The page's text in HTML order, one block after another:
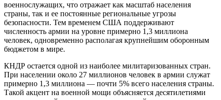
военнослужащих, что отражает как масштаб населения
страны, так и ее постоянные региональные угрозы
безопасности. Тем временем США поддерживают
численность армии на уровне примерно 1,3 миллиона
человек, одновременно располагая крупнейшим оборонным
бюджетом в мире.
КНДР остается одной из наиболее милитаризованных стран.
При населении около 27 миллионов человек в армии служат
примерно 1,3 миллиона — почти 5% всего населения страны.
Такой акцент на военной мощи объясняется десятилетиями